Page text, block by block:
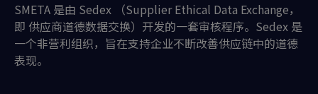
SMETA 是由 Sedex （Supplier Ethical Data Exchange，
即 供应商道德数据交换）开发的一套审核程序。Sedex 是
一个非营利组织，旨在支持企业不断改善供应链中的道德
表现。